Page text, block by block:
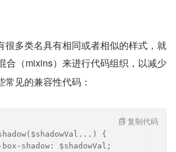
很多类名具有相同或者相似的样式，就
合（mixins）来进行代码组织，以减少
见的兼容性代码：
{
shadow: $shadowVal;
复制代码